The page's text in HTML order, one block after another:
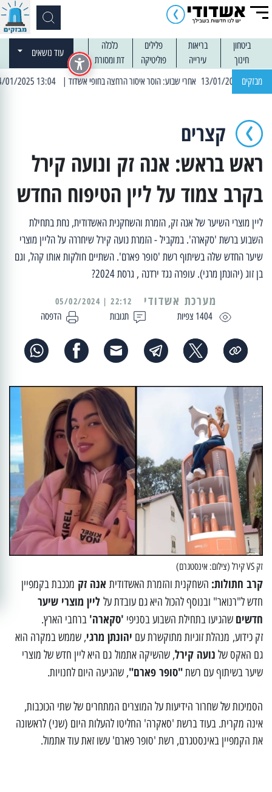
ביטחון בריאות פלילים
כלכלה
חינוך
עירייה פוליטיקה דת ומסורת
עוד נושאים
מבזקים | 13:04 14/01/2025 עובדים בלילות: עבודות קרצוף וריבוד אספלט
קצרים
ראש בראש: אנה זק ונועה קירל
בקרב צמוד על ליין הטיפוח החדש
ליין מוצרי השיער של אנה זק, הזמרת והשחקנית האשדודית, נחת בתחילת
השבוע ברשת 'סקארה'. במקביל - הזמרת נועה קירל שיחררה על הליין מוצרי
שיער החדש שלה בשיתוף רשת 'סופר פארם'. השתיים חולקות אותו קהל, וגם
בן זוג (יהונתן מרגי). עופרה נגד ירדנה , גרסת 2024?
1404 צפיות תגובות הדפסה
מערכת אשדודי 22:12 | 05/02/2024
זק VS קירל (צילום: אינסטגרם)
קרב חתולות: השחקנית והזמרת האשדודית אנה זק מככבת בקמפיין
חדש ל"רנואר" ובנוסף להכול היא גם עובדת על ליין מוצרי שיער
חדשים שהגיעו בתחילת השבוע בסניפי 'סקארה' ברחבי הארץ.
זק כידוע, מנהלת זוגיות מתוקשרת עם יהונתן מרגי, שממש במקרה הוא
גם האקס של נועה קירל, שהשיקה אתמול גם היא ליין חדש של מוצרי
שיער בשיתוף עם רשת"סופר פארם", שהגיעה היום לחנויות.
הסמיכות של שחרור הידיעות על המוצרים המתחרים של שתי הכוכבות,
אינה מקרית. בעוד ברשת 'סאקרה' החליטו להעלות היום (שני) לראשונה
את הקמפיין באינסטגרם, רשת 'סופר פארם' עשו זאת עוד אתמול.